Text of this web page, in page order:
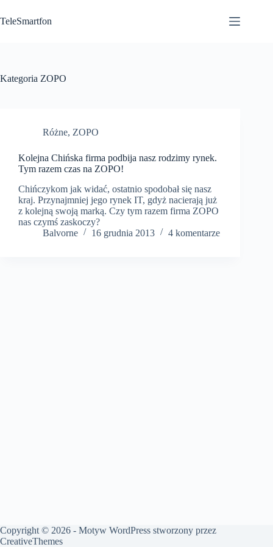
do
treści
TeleSmartfon
Kategoria ZOPO
Różne, ZOPO
Kolejna Chińska firma podbija nasz rodzimy rynek.
Tym razem czas na ZOPO!
Chińczykom jak widać, ostatnio spodobał się nasz
kraj. Przynajmniej jego rynek IT, gdyż nacierają już
z kolejną swoją marką. Czy tym razem firma ZOPO
nas czymś zaskoczy?
Balvorne
16 grudnia 2013 4 komentarze
Copyright © 2026 - Motyw WordPress stworzony przez
CreativeThemes